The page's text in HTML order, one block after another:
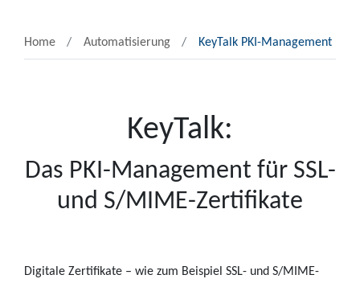
Home Automatisierung KeyTalk PKI-Management
KeyTalk:
Das PKI-Management für SSL-
und S/MIME-Zertifikate
Digitale Zertifikate – wie zum Beispiel SSL- und S/MIME-